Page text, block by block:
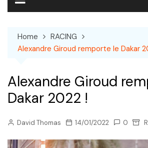
Home
RACING
Alexandre Giroud remporte le Dakar
Alexandre Giroud
Dakar 2022 !
David Thomas 14/01/2022 0